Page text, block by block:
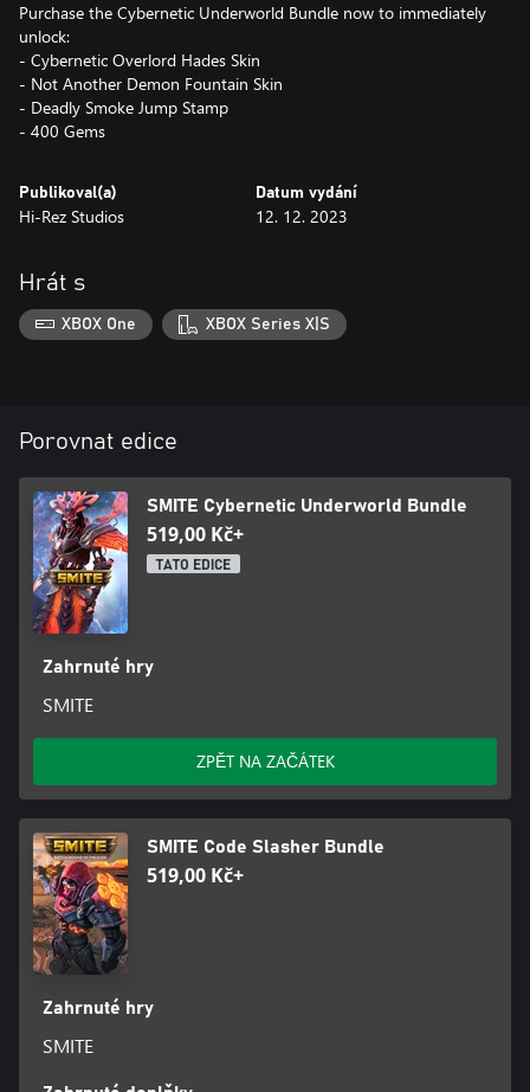
Purchase the Cybernetic Underworld Bundle now to immediately
unlock:
- Cybernetic Overlord Hades Skin
- Not Another Demon Fountain Skin
- Deadly Smoke Jump Stamp
- 400 Gems
Publikoval(a)
Hi-Rez Studios
Datum vydání
12. 12. 2023
Hrát s
XBOX One XBOX Series X|S
Porovnat edice
SMITE Cybernetic Underworld Bundle
519,00 Kč+
TATO EDICE
Zahrnuté hry
SMITE
ZPĚT NA ZAČÁTEK
SMITE Code Slasher Bundle
519,00 Kč+
Zahrnuté hry
SMITE